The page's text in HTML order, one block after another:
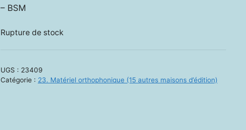
– BSM
Rupture de stock
UGS : 23409
Catégorie : 23. Matériel orthophonique (15 autres maisons d’édition)